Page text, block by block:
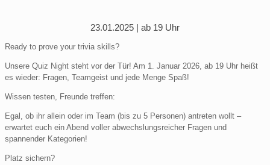
23.01.2025 | ab 19 Uhr
Ready to prove your trivia skills?
Unsere Quiz Night steht vor der Tür! Am 1. Januar 2026, ab 19 Uhr heißt
es wieder: Fragen, Teamgeist und jede Menge Spaß!
Wissen testen, Freunde treffen:
Egal, ob ihr allein oder im Team (bis zu 5 Personen) antreten wollt –
erwartet euch ein Abend voller abwechslungsreicher Fragen und
spannender Kategorien!
Platz sichern?